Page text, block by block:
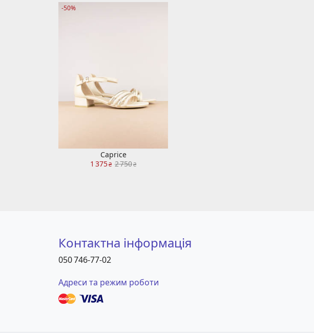
-50%
Caprice
1 375₴ 2 750₴
Контактна інформація
050 746-77-02
Адреси та режим роботи